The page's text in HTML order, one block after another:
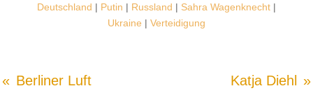
Deutschland | Putin | Russland | Sahra Wagenknecht|
Ukraine | Verteidigung
Berliner Luft Katja Diehl